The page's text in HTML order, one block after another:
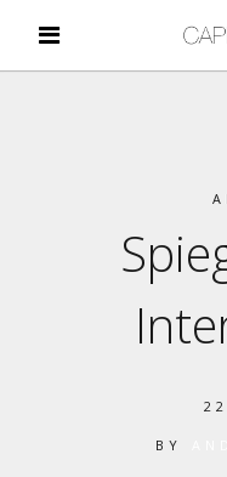
BY